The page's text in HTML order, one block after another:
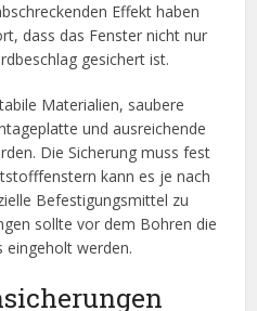
Effekt haben
dass das Fenster nicht nur
gesichert ist.
Materialien, saubere
und ausreichende
Die Sicherung muss fest
kann es je nach
Befestigungsmittel zu
sollte vor dem Bohren die
eingeholt werden.